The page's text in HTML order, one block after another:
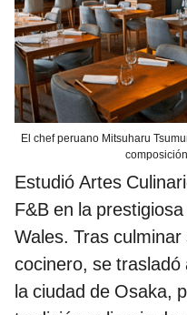
El chef peruano Mitsuharu
Estudió Artes
F&B en la
Wales. Tras
cocinero, se
la ciudad de Osaka,